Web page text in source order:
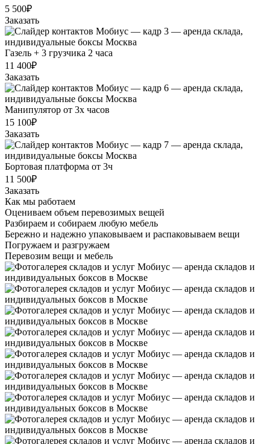
5 500₽
Заказать
Газель + 3 грузчика 2 часа
11 400₽
Заказать
Манипулятор от 3х часов
15 100₽
Заказать
Бортовая платформа от 3ч
11 500₽
Заказать
Как мы работаем
Оцениваем объем перевозимых вещей
Разбираем и собираем любую мебель
Бережно и надежно упаковываем и распаковываем вещи
Погружаем и разгружаем
Перевозим вещи и мебель